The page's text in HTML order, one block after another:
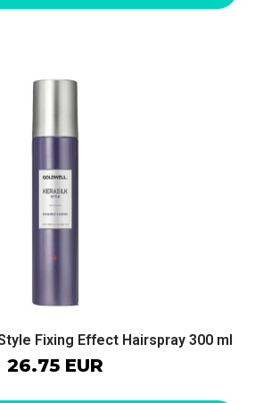
Fixing Effect Hairspray 300 ml
26.75 EUR